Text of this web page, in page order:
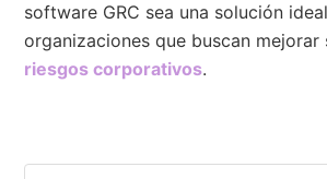
software GRC sea una solución
organizaciones que buscan
riesgos corporativos.